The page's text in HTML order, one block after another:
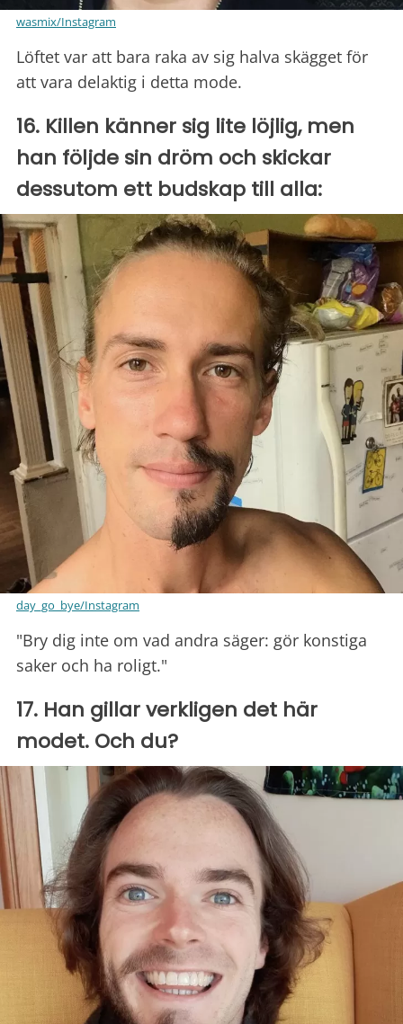
wasmix/Instagram
Löftet var att bara raka av sig halva skägget för
att vara delaktig i detta mode.
16. Killen känner sig lite löjlig, men
han följde sin dröm och skickar
dessutom ett budskap till alla:
day_go_bye/Instagram
"Bry dig inte om vad andra säger: gör konstiga
saker och ha roligt."
17. Han gillar verkligen det här
modet. Och du?